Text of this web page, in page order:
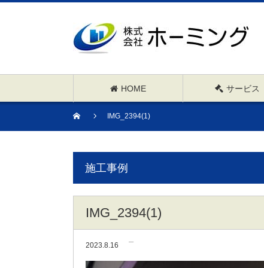
HOME サービス
IMG_2394(1)
施工事例
IMG_2394(1)
2023.8.16